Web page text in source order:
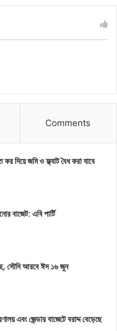
Comments
দিয়ে জমি ও ফ্ল্যাট বৈধ করা যাবে
বাজেট: এবি পার্টি
সৌদি আরবে ঈদ ১৬ জুন
এবং জেন্ডার বাজেটে বরাদ্দ বেড়েছে